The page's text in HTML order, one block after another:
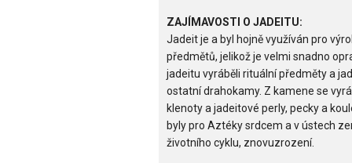
ZAJÍMAVOSTI O JADEITU:
Jadeit je a byl hojně využíván pro
předmětů, jelikož je velmi snadno
jadeitu vyráběli rituální předměty a
ostatní drahokamy. Z kamene se
klenoty a jadeitové perly, pecky a
byly pro Aztéky srdcem a v ústech
životního cyklu, znovuzrození.